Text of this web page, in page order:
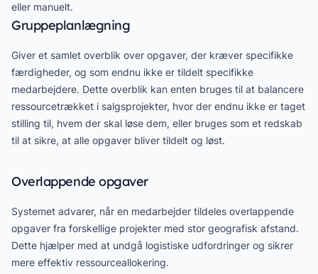
eller manuelt.
Gruppeplanlægning
Giver et samlet overblik over opgaver, der kræver specifikke
færdigheder, og som endnu ikke er tildelt specifikke
medarbejdere. Dette overblik kan enten bruges til at balancere
ressourcetrækket i salgsprojekter, hvor der endnu ikke er taget
stilling til, hvem der skal løse dem, eller bruges som et redskab
til at sikre, at alle opgaver bliver tildelt og løst.
Overlappende opgaver
Systemet advarer, når en medarbejder tildeles overlappende
opgaver fra forskellige projekter med stor geografisk afstand.
Dette hjælper med at undgå logistiske udfordringer og sikrer
mere effektiv ressourceallokering.